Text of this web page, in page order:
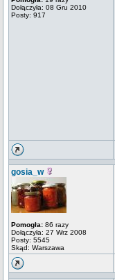
Dołączyła: 08 Gru 2010
Posty: 917
gosia_w
Pomogła: 86 razy
Dołączyła: 27 Wrz 2008
Posty: 5545
Skąd: Warszawa